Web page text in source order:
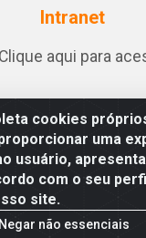
cookies
uma
usuário,
com o seu
site.
Negar não essenciais
Intranet
Clique aqui para
Padre Jose de Souza
Flores/AL - CEP
04.790.656/0001-06